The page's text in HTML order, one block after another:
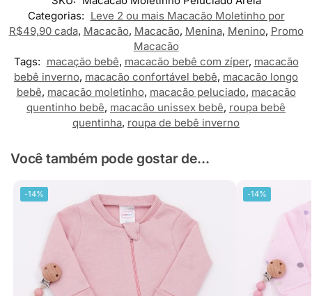
Categorias: Leve 2 ou mais Macacão Moletinho por
R$49,90 cada, Macacão, Macacão, Menina, Menino, Promo
Macacão
Tags: macação bebê, macacão bebê com zíper, macacão
bebê inverno, macacão confortável bebê, macacão longo
bebê, macacão moletinho, macacão peluciado, macacão
quentinho bebê, macacão unissex bebê, roupa bebê
quentinha, roupa de bebê inverno
Você também pode gostar de...
-14% -14%